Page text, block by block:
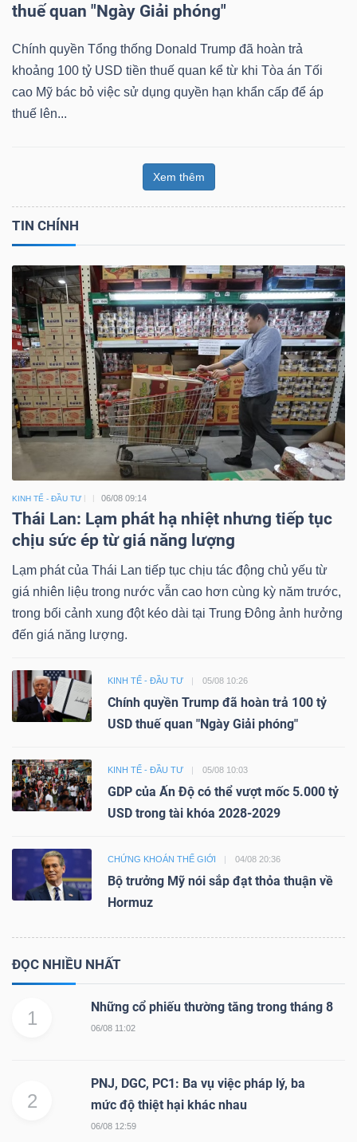
thuế quan "Ngày Giải phóng"
Chính quyền Tổng thống Donald Trump đã hoàn trả
khoảng 100 tỷ USD tiền thuế quan kể từ khi Tòa án Tối
cao Mỹ bác bỏ việc sử dụng quyền hạn khẩn cấp để áp
thuế lên...
Xem thêm
TIN CHÍNH
KINH TẾ - ĐẦU TƯ 06/08 09:14
Thái Lan: Lạm phát hạ nhiệt nhưng tiếp tục
chịu sức ép từ giá năng lượng
Lạm phát của Thái Lan tiếp tục chịu tác động chủ yếu từ
giá nhiên liệu trong nước vẫn cao hơn cùng kỳ năm trước,
trong bối cảnh xung đột kéo dài tại Trung Đông ảnh hưởng
đến giá năng lượng.
KINH TẾ - ĐẦU TƯ 05/08 10:26
Chính quyền Trump đã hoàn trả 100 tỷ
USD thuế quan "Ngày Giải phóng"
KINH TẾ - ĐẦU TƯ 05/08 10:03
GDP của Ấn Độ có thể vượt mốc 5.000 tỷ
USD trong tài khóa 2028-2029
CHỨNG KHOÁN THẾ GIỚI 04/08 20:36
Bộ trưởng Mỹ nói sắp đạt thỏa thuận về
Hormuz
ĐỌC NHIỀU NHẤT
1
Những cổ phiếu thường tăng trong tháng 8
06/08 11:02
2
PNJ, DGC, PC1: Ba vụ việc pháp lý, ba
mức độ thiệt hại khác nhau
06/08 12:59